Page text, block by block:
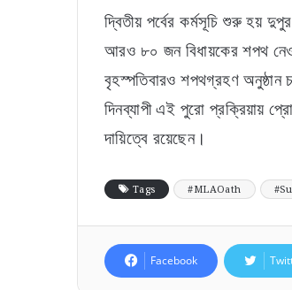
দ্বিতীয় পর্বের কর্মসূচি শুরু হয়
আরও ৮০ জন বিধায়কের শপথ
বৃহস্পতিবারও শপথগ্রহণ অনুষ্ঠান
দিনব্যাপী এই পুরো প্রক্রিয়ায়
দায়িত্বে রয়েছেন।
Tags #MLAOath
Facebook